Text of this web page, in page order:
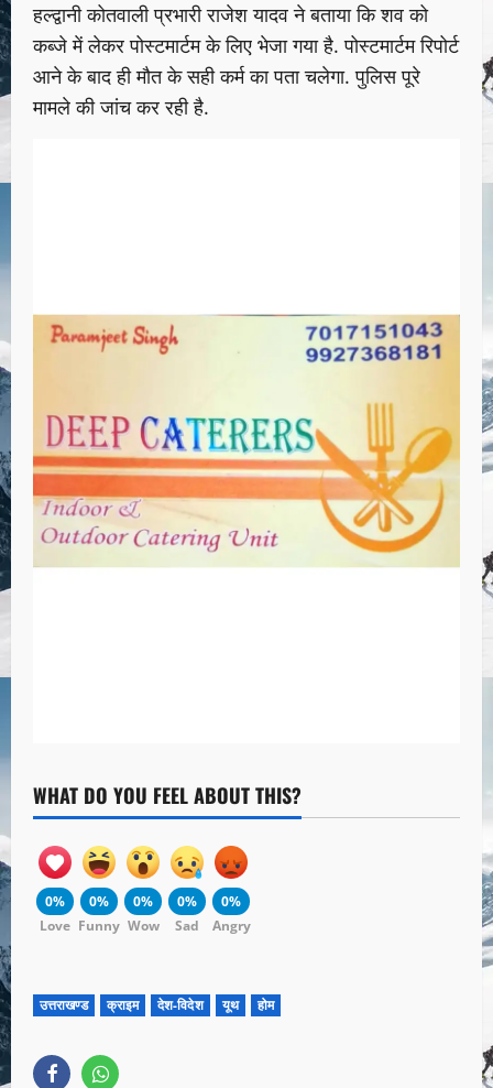
हल्द्वानी कोतवाली प्रभारी राजेश यादव ने बताया कि शव को
कब्जे में लेकर पोस्टमार्टम के लिए भेजा गया है. पोस्टमार्टम रिपोर्ट
आने के बाद ही मौत के सही कर्म का पता चलेगा. पुलिस पूरे
मामले की जांच कर रही है.
WHAT DO YOU FEEL ABOUT THIS?
0%
Love
0%
Funny
0%
Wow
0%
Sad
0%
Angry
उत्तराखण्ड क्राइम देश-विदेश यूथ होम